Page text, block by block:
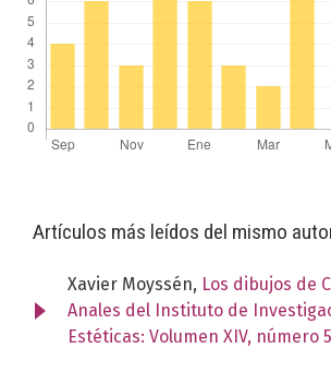
Artículos más leídos del mismo
Xavier Moyssén, Los dibujos de
Anales del Instituto de
Estéticas: Volumen XIV, número